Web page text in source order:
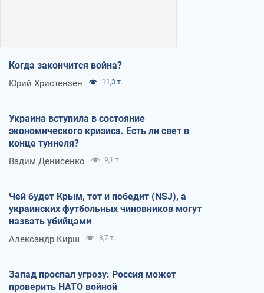
Когда закончится война?
Юрий Христензен 11,3 т.
Украина вступила в состояние
экономического кризиса. Есть ли свет в
конце туннеля?
Вадим Денисенко 9,1 т.
Чей будет Крым, тот и победит (NSJ), а
украинских футбольных чиновников могут
назвать убийцами
Александр Кирш 8,7 т.
Запад проспал угрозу: Россия может
проверить НАТО войной